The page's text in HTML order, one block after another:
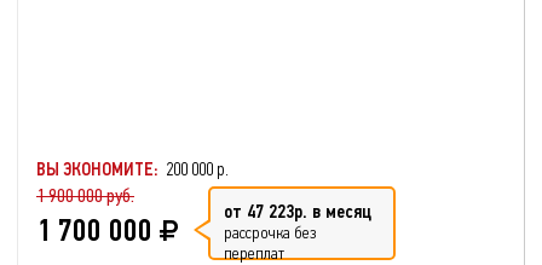
ВЫ ЭКОНОМИТЕ: 200 000 р.
1 900 000 руб.
1 700 000 от 47 223р. в месяц
рассрочка без
переплат